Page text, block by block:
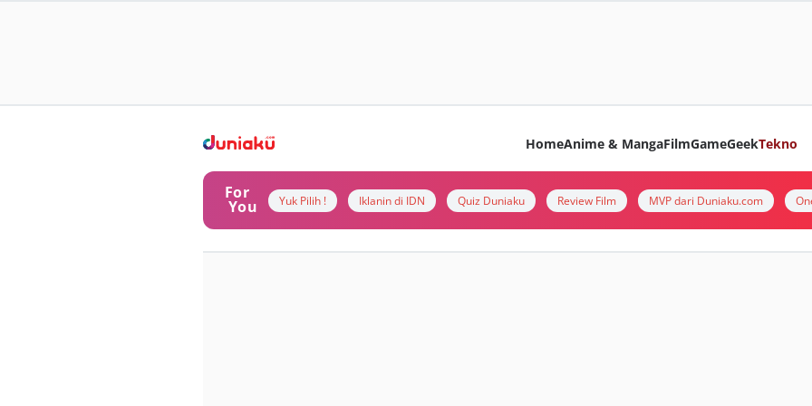
HomeAnime & MangaFilmGameGeekTekno
For
You Yuk Pilih ! Iklanin di IDN Quiz Duniaku Review Film MVP dari Duniaku.com